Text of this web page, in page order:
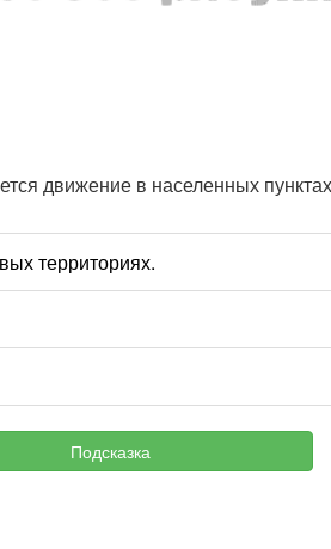
движение в населенных
территориях.
Подсказка